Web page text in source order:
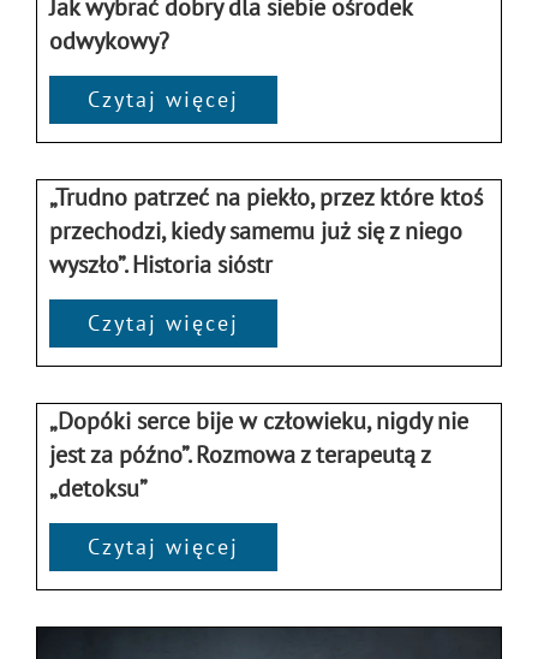
Jak wybrać dobry dla siebie ośrodek
odwykowy?
Czytaj więcej
„Trudno patrzeć na piekło, przez które ktoś
przechodzi, kiedy samemu już się z niego
wyszło”. Historia sióstr
Czytaj więcej
„Dopóki serce bije w człowieku, nigdy nie
jest za późno”. Rozmowa z terapeutą z
„detoksu”
Czytaj więcej